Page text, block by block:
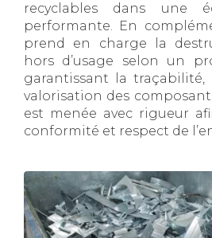
recyclables dans une
performante. En
prend en charge la
hors d’usage selon un
garantissant la
valorisation des
est menée avec rigueur
conformité et respect de